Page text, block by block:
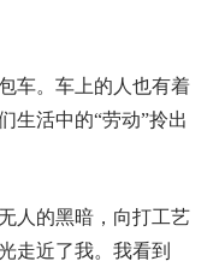
车。车上的人也有着
生活中的“劳动”拎出
人的黑暗，向打工艺
走近了我。我看到